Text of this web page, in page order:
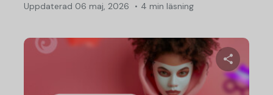
Uppdaterad 06 maj, 2026 4 min läsning
Dela